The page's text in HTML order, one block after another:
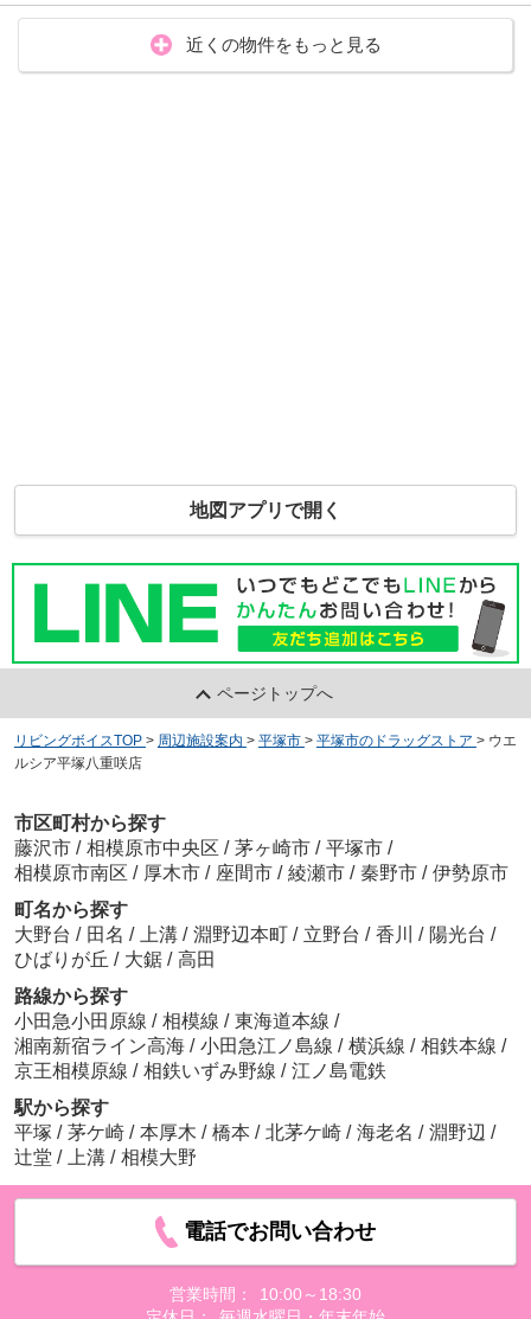
近くの物件をもっと見る
地図アプリで開く
ページトップへ
リビングボイスTOP > 周辺施設案内 > 平塚市 > 平塚市のドラッグストア > ウエ
ルシア平塚八重咲店
市区町村から探す
藤沢市 / 相模原市中央区 / 茅ヶ崎市 / 平塚市 /
相模原市南区 / 厚木市 / 座間市 / 綾瀬市 / 秦野市 / 伊勢原市
町名から探す
大野台 / 田名 / 上溝 / 淵野辺本町 / 立野台 / 香川 / 陽光台 /
ひばりが丘 / 大鋸 / 高田
路線から探す
小田急小田原線 / 相模線 / 東海道本線 /
湘南新宿ライン高海 / 小田急江ノ島線 / 横浜線 / 相鉄本線 /
京王相模原線 / 相鉄いずみ野線 / 江ノ島電鉄
駅から探す
平塚 / 茅ケ崎 / 本厚木 / 橋本 / 北茅ケ崎 / 海老名 / 淵野辺 /
辻堂 / 上溝 / 相模大野
電話でお問い合わせ
営業時間：
10:00～18:30